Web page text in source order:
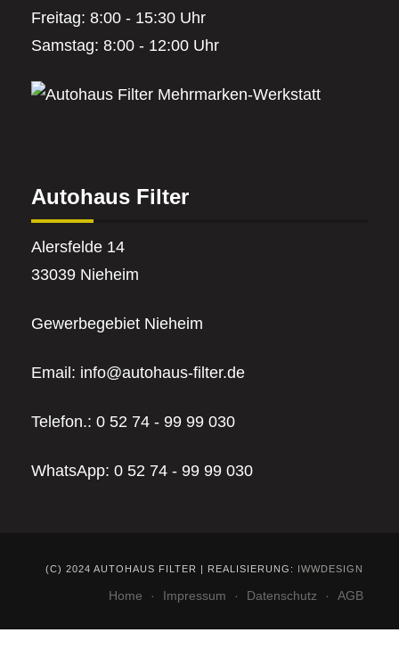
Freitag: 8:00 - 15:30 Uhr
Samstag: 8:00 - 12:00 Uhr
Autohaus Filter
Alersfelde 14
33039 Nieheim
Gewerbegebiet Nieheim
Email: info@autohaus-filter.de
Telefon.: 0 52 74 - 99 99 030
WhatsApp: 0 52 74 - 99 99 030
(C) 2024 AUTOHAUS FILTER | REALISIERUNG: IWWDESIGN
Home Impressum Datenschutz AGB